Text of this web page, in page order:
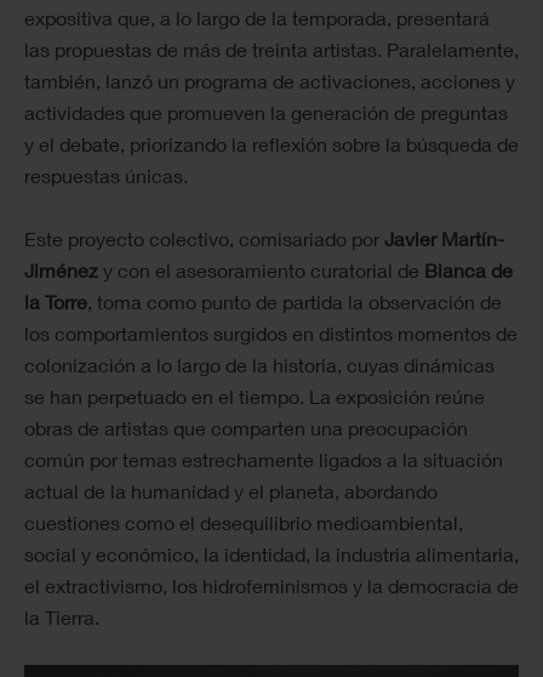
expositiva que, a lo largo de la temporada, presentará
las propuestas de más de treinta artistas. Paralelamente,
también, lanzó un programa de activaciones, acciones y
actividades que promueven la generación de preguntas
y el debate, priorizando la reflexión sobre la búsqueda de
respuestas únicas.
Este proyecto colectivo, comisariado por Javier Martín-
Jiménez y con el asesoramiento curatorial de Blanca de
la Torre, toma como punto de partida la observación de
los comportamientos surgidos en distintos momentos de
colonización a lo largo de la historia, cuyas dinámicas
se han perpetuado en el tiempo. La exposición reúne
obras de artistas que comparten una preocupación
común por temas estrechamente ligados a la situación
actual de la humanidad y el planeta, abordando
cuestiones como el desequilibrio medioambiental,
social y económico, la identidad, la industria alimentaria,
el extractivismo, los hidrofeminismos y la democracia de
la Tierra.